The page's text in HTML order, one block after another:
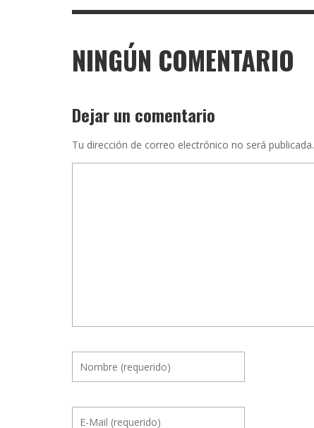
NINGÚN COMENTARIO
Dejar un comentario
Tu dirección de correo electrónico no será publicada.